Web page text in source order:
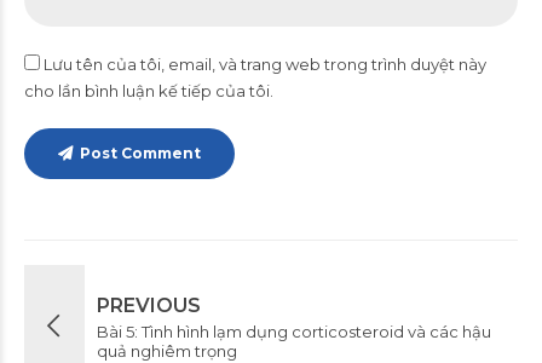
Lưu tên của tôi, email, và trang web trong trình duyệt này
cho lần bình luận kế tiếp của tôi.
Post Comment
PREVIOUS
Bài 5: Tình hình lạm dụng corticosteroid và các hậu
quả nghiêm trọng